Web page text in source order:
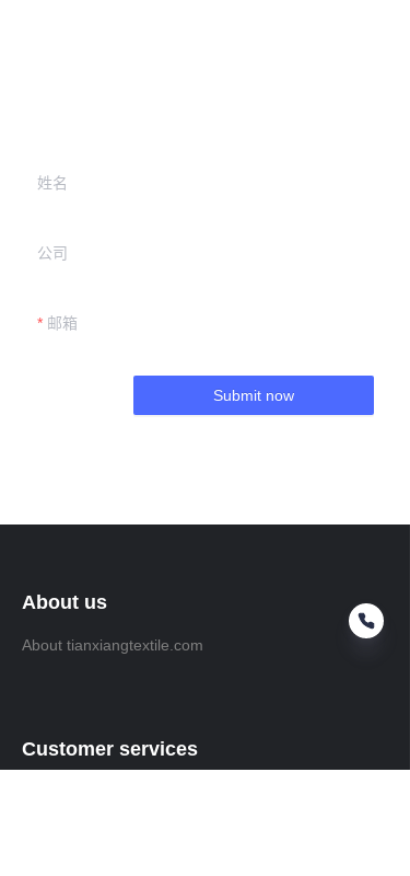
姓名
公司
邮箱
Submit now
About us
About tianxiangtextile.com
Customer services